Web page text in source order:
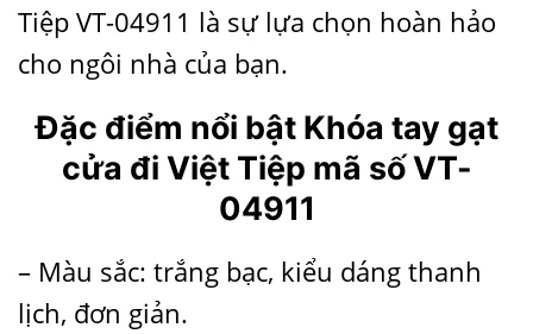
Tiệp VT-04911 là sự lựa chọn hoàn hảo
cho ngôi nhà của bạn.
Đặc điểm nổi bật Khóa tay gạt
cửa đi Việt Tiệp mã số VT-
04911
– Màu sắc: trắng bạc, kiểu dáng thanh
lịch, đơn giản.